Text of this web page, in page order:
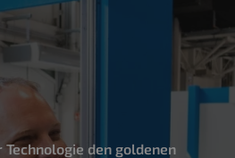
Technologie den goldenen